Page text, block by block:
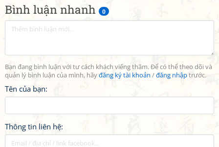
Bình luận nhanh 0
Bạn đang bình luận với tư cách khách viếng thăm. Để có thể theo dõi và
quản lý bình luận của mình, hãyđăng ký tài khoản /đăng nhậptrước.
Tên của bạn:
Thông tin liên hệ: